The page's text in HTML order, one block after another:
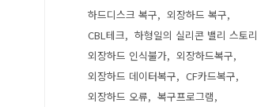
하드디스크 복구
외장하드 복구
CBL테크
하형일의 실리콘 밸리 스토리
외장하드 인식불가
외장하드복구
외장하드 데이터복구
CF카드복구
외장하드 오류
복구프로그램